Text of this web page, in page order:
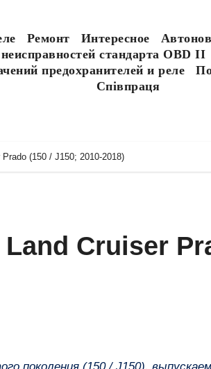
Ремонт Интересное
стандарта OBD II
предохранителей и реле
Співпраця
(150 / J150; 2010-2018)
Cruiser